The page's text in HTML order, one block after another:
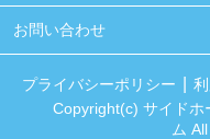
お問い合わせ
プライバシーポリシー
Copyright(c) サイドホ
ム